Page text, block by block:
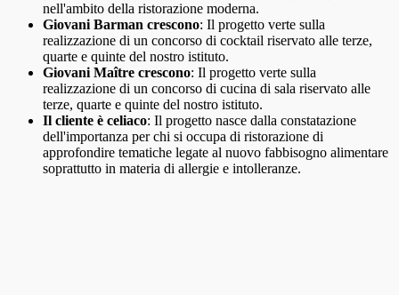
nell'ambito della ristorazione moderna.
Giovani Barman crescono: Il progetto verte sulla
realizzazione di un concorso di cocktail riservato alle terze,
quarte e quinte del nostro istituto.
Giovani Maître crescono: Il progetto verte sulla
realizzazione di un concorso di cucina di sala riservato alle
terze, quarte e quinte del nostro istituto.
Il cliente è celiaco: Il progetto nasce dalla constatazione
dell'importanza per chi si occupa di ristorazione di
approfondire tematiche legate al nuovo fabbisogno alimentare
soprattutto in materia di allergie e intolleranze.